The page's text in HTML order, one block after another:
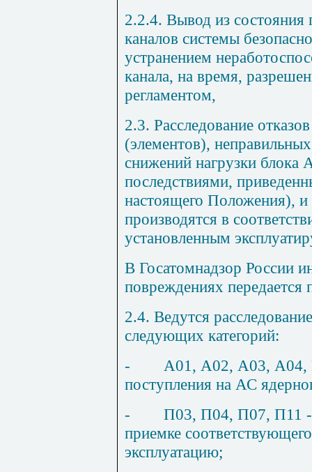
2.2.4. Вывод из состояния
каналов системы
устранением
канала, на время,
регламентом,
2.3. Расследование
(элементов),
снижений нагрузки
последствиями,
настоящего Положения),
производятся в
установленным
В Госатомнадзор России
повреждениях передается
2.4. Ведутся
следующих категорий:
-
А01, А02, А03, А04,
поступления на АС
-
П03, П04, П07, П11 -
приемке
эксплуатацию;